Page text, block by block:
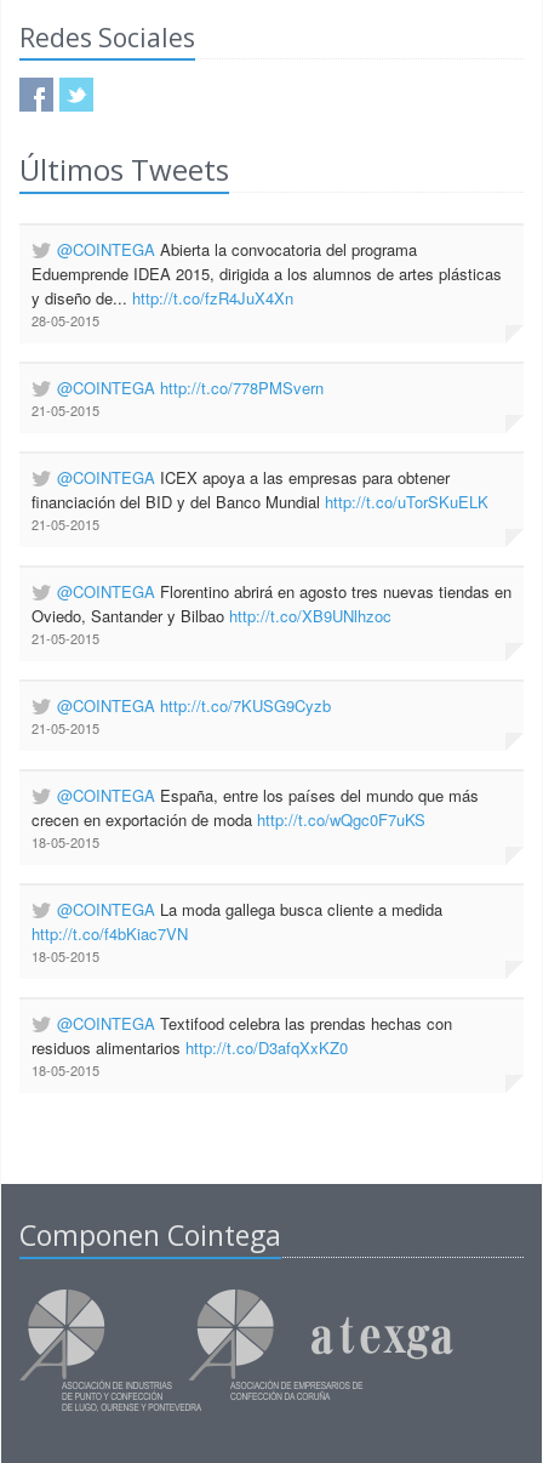
Redes Sociales
Últimos Tweets
@COINTEGA Abierta la convocatoria del programa
Eduemprende IDEA 2015, dirigida a los alumnos de artes plásticas
y diseño de... http://t.co/fzR4JuX4Xn
28-05-2015
@COINTEGA http://t.co/778PMSvern
21-05-2015
@COINTEGA ICEX apoya a las empresas para obtener
financiación del BID y del Banco Mundial http://t.co/uTorSKuELK
21-05-2015
@COINTEGA Florentino abrirá en agosto tres nuevas tiendas en
Oviedo, Santander y Bilbao http://t.co/XB9UNlhzoc
21-05-2015
@COINTEGA http://t.co/7KUSG9Cyzb
21-05-2015
@COINTEGA España, entre los países del mundo que más
crecen en exportación de moda http://t.co/wQgc0F7uKS
18-05-2015
@COINTEGA La moda gallega busca cliente a medida
http://t.co/f4bKiac7VN
18-05-2015
@COINTEGA Textifood celebra las prendas hechas con
residuos alimentarios http://t.co/D3afqXxKZ0
18-05-2015
Componen Cointega